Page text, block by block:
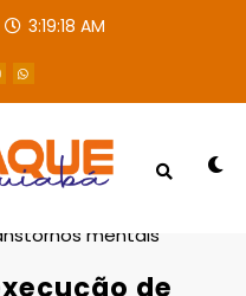
3:19:19 AM
Destaques
mentais
de